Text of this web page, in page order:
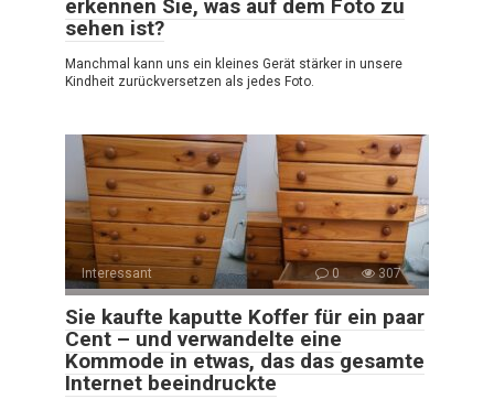
erkennen Sie, was auf dem Foto zu
sehen ist?
Manchmal kann uns ein kleines Gerät stärker in unsere
Kindheit zurückversetzen als jedes Foto.
Interessant 0 307
Sie kaufte kaputte Koffer für ein paar
Cent – und verwandelte eine
Kommode in etwas, das das gesamte
Internet beeindruckte